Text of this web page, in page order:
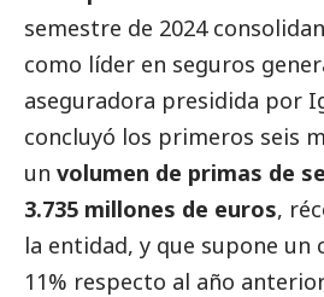
semestre de 2024
como líder en seguros
aseguradora presidida por
concluyó los primeros seis
un volumen de primas de
3.735 millones de euros,
la entidad, y que supone un
11% respecto al año